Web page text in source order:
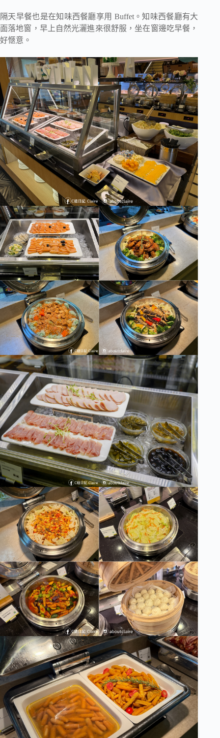
隔天早餐也是在知味西餐廳享用 Buffet。知味西餐廳有大
面落地窗，早上自然光灑進來很舒服，坐在窗邊吃早餐，
好愜意。